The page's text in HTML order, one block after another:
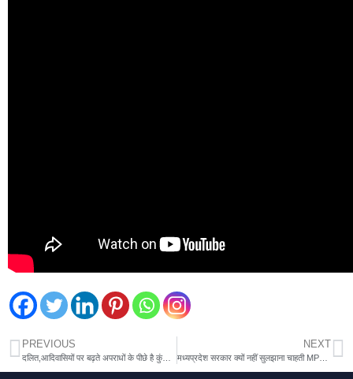
PREVIOUS
दलित,आदिवासियों पर बढ़ते अपराधों के पीछे है कुंठित मानसिकता, पुराने ढर्रों से नहीं निकल पा रहा समाज
NEXT
मध्यप्रदेश सरकार क्यों नहीं सुलझाना चाहती MPPSC का ओबीसी आरक्षण मामला